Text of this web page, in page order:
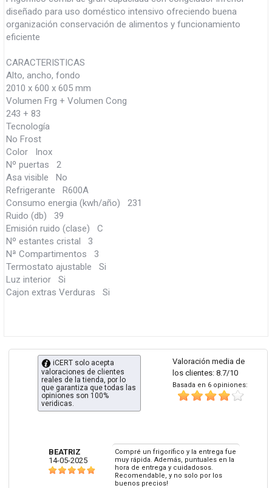
diseñado para uso doméstico intensivo ofreciendo buena
organización conservación de alimentos y funcionamiento
eficiente
CARACTERISTICAS
Alto, ancho, fondo
2010 x 600 x 605 mm
Volumen Frg + Volumen Cong
243 + 83
Tecnología
No Frost
Color Inox
Nº puertas 2
Asa visible No
Refrigerante R600A
Consumo energia (kwh/año) 231
Ruido (db) 39
Emisión ruido (clase) C
Nº estantes cristal 3
Nª Compartimentos 3
Termostato ajustable Si
Luz interior Si
Cajon extras Verduras Si
Valoración media de
los clientes: 8.7/10
Basada en 6 opiniones:
iCERT solo acepta
valoraciones de clientes
reales de la tienda, por lo
que garantiza que todas las
opiniones son 100%
veridicas.
BEATRIZ
14-05-2025
Compré un frigorífico y la entrega fue
muy rápida. Además, puntuales en la
hora de entrega y cuidadosos.
Recomendable, y no solo por los
buenos precios!